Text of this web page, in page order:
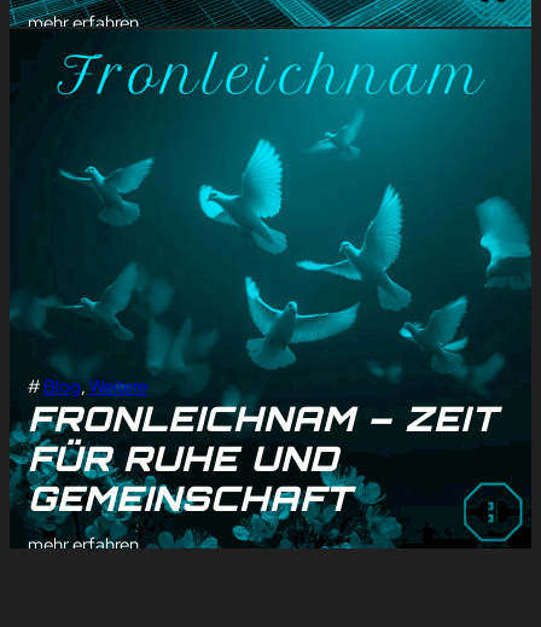
mehr erfahren
# Blog, Weitere
FRONLEICHNAM – ZEIT
FÜR RUHE UND
GEMEINSCHAFT
mehr erfahren